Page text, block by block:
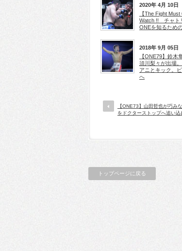
2020年 4月 10日
【The Fight
Watch !! チャト
ONEを知るため
2018年 9月 05日
【ONE79】鈴木
須川梨々が出場
アニとキック。
へ
【ONE73】山田哲也が巧み
をドクターストップへ追い込
トップページに戻る